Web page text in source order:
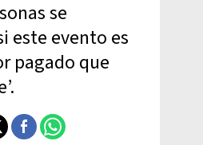
se
este evento es
pagado que